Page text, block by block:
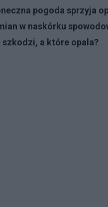
pogoda sprzyja
w naskórku
szkodzi, a które opala?